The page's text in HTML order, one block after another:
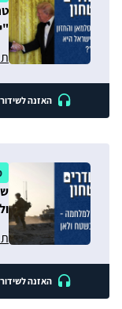
האזנה לשידור
האזנה לשידור